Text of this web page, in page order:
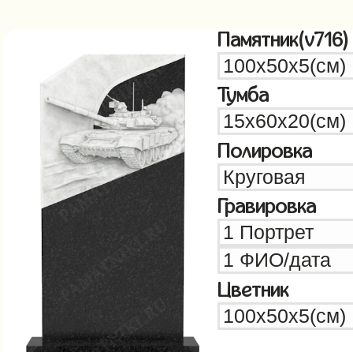
Памятник(v716)
Тумба
Полировка
Гравировка
Цветник